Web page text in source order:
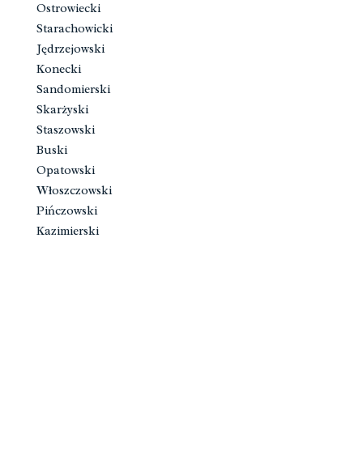
Ostrowiecki
Starachowicki
Jędrzejowski
Konecki
Sandomierski
Skarżyski
Staszowski
Buski
Opatowski
Włoszczowski
Pińczowski
Kazimierski